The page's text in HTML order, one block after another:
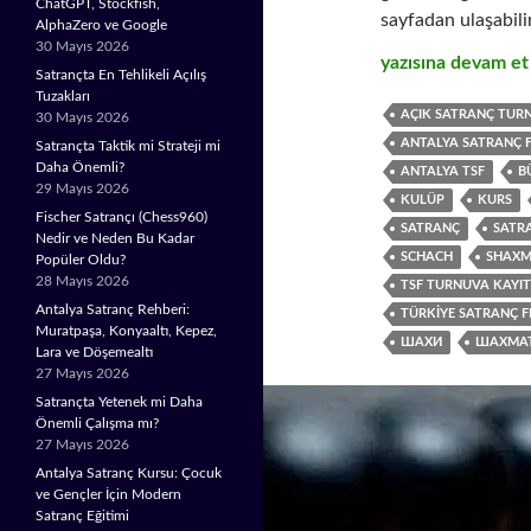
sayfadan
GMCC ONLINE
yazısına devam et
AÇIK SATRANÇ
ANTALYA SATRANÇ
ANTALYA TSF
KULÜP KURS
SATRANÇ
SCHACH
TSF TURNUVA KAYIT
TÜRKIYE SATRANÇ
ШАХИ
ChatGPT, Stockfish,
AlphaZero ve Google
30 Mayıs 2026
Satrançta En Tehlikeli Açılış
Tuzakları
30 Mayıs 2026
Satrançta Taktik mi Strateji mi
Daha Önemli?
29 Mayıs 2026
Fischer Satrançı (Chess960)
Nedir ve Neden Bu Kadar
Popüler Oldu?
28 Mayıs 2026
Antalya Satranç Rehberi:
Muratpaşa, Konyaaltı, Kepez,
Lara ve Döşemealtı
27 Mayıs 2026
Satrançta Yetenek mi Daha
Önemli Çalışma mı?
27 Mayıs 2026
Antalya Satranç Kursu: Çocuk
ve Gençler İçin Modern
Satranç Eğitimi